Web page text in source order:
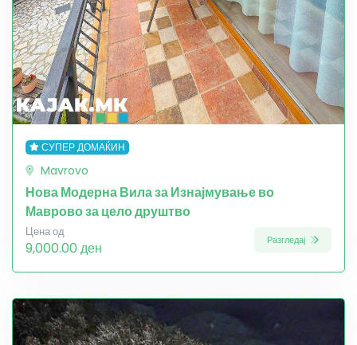
СУПЕР ДОМАЌИН
Mavrovo
Нова Модерна Вила за Изнајмување во
Маврово за цело друштво
Цена од
9,000.00 ден Разгледај